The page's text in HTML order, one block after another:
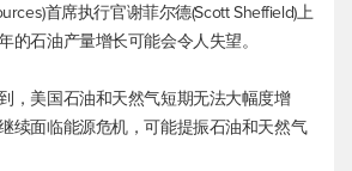
首席执行官谢菲尔德(Scott Sheffield)上
的石油产量增长可能会令人失望。
，美国石油和天然气短期无法大幅度增
续面临能源危机，可能提振石油和天然气